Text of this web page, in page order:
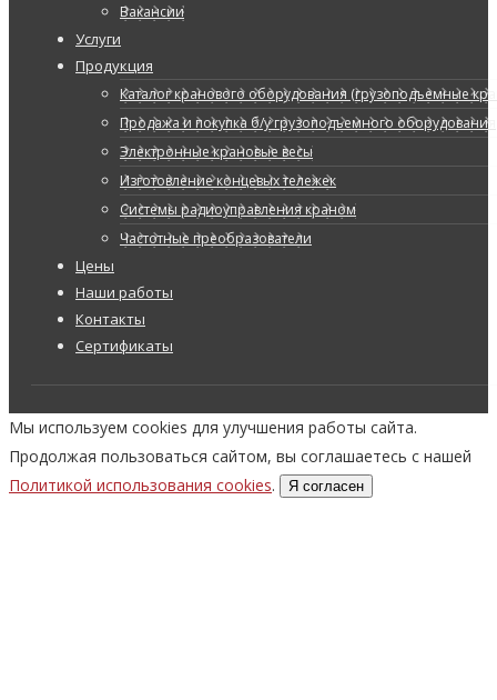
Вакансии
Услуги
Продукция
Каталог кранового оборудования (грузоподъемные
Продажа и покупка б/у грузоподъемного оборудования
Электронные крановые весы
Изготовление концевых тележек
Системы радиоуправления краном
Частотные преобразователи
Цены
Наши работы
Контакты
Сертификаты
Мы используем cookies для улучшения работы сайта.
Продолжая пользоваться сайтом, вы соглашаетесь с нашей
Политикой использования cookies. Я согласен